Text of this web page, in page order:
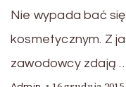
Nie wypada bać
kosmetycznym. Z
zawodowcy zdają